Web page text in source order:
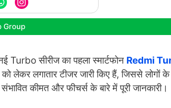
Group
Turbo सीरीज का पहला स्मार्टफोन Redmi
लेकर लगातार टीजर जारी किए हैं, जिससे लोगों के
कीमत और फीचर्स के बारे में पूरी जानकारी।